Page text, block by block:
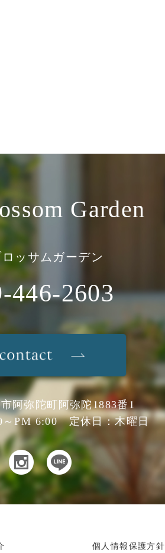
Garden
ッサムガーデン
446-2603
阿弥陀町阿弥陀1883番1
～PM 6:00 定休日：木曜日
個人情報保護方針